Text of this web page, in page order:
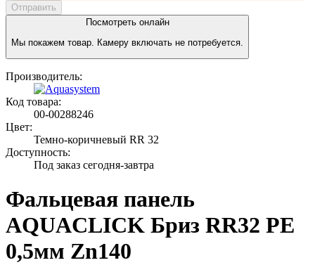
Отправить
Посмотреть онлайн
Мы покажем товар. Камеру включать не потребуется.
Производитель:
Код товара:
00-00288246
Цвет:
Темно-коричневый RR 32
Доступность:
Под заказ сегодня-завтра
Фальцевая панель
AQUACLICK Бриз RR32 PE
0,5мм Zn140